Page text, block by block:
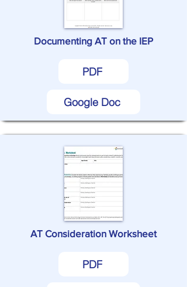
Documenting AT on the IEP
PDF
Google Doc
AT Consideration Worksheet
PDF